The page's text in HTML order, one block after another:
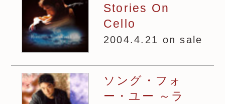
Stories On
Cello
2004.4.21 on sale
ソング・フォ
ー・ユー ～ラ